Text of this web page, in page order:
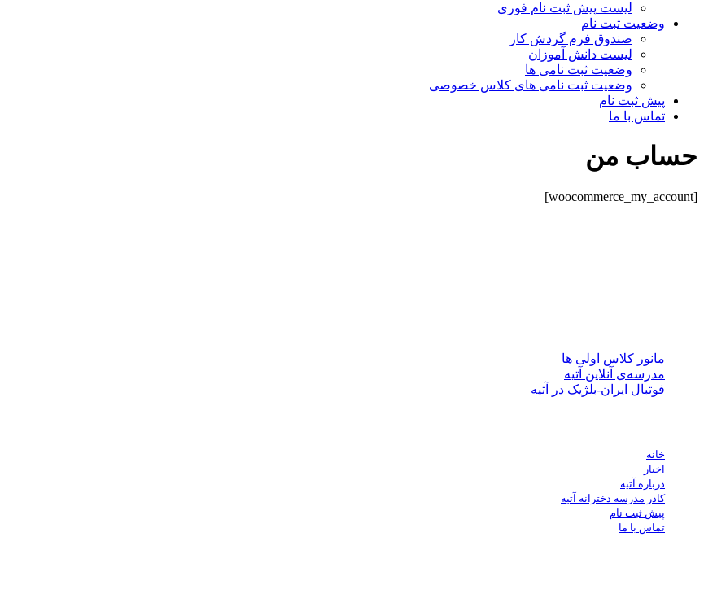
لیست پیش ثبت نام فوری
وضعیت ثبت نام
صندوق فرم گردش کار
لیست دانش آموزان
وضعیت ثبت نامی ها
وضعیت ثبت نامی های کلاس خصوصی
پیش ثبت نام
تماس با ما
حساب من
[woocommerce_my_account]
مانور کلاس اولی ها
مدرسه‌ی آنلاین آتیه
فوتبال ایران-بلژیک در آتیه
خانه
اخبار
درباره آتیه
کادر مدرسه دخترانه آتیه
پیش ثبت نام
تماس با ما